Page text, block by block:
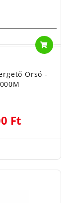
Orsó -
Ft